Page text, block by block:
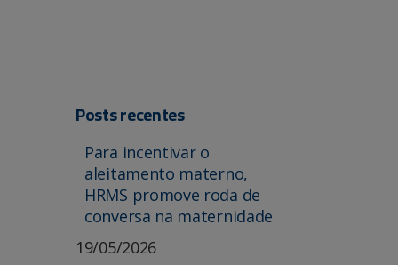
Posts recentes
Para incentivar o
aleitamento materno,
HRMS promove roda de
conversa na maternidade
19/05/2026